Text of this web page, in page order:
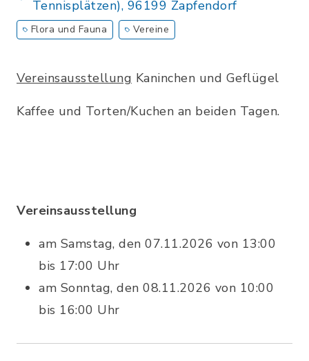
Tennisplätzen), 96199 Zapfendorf
Flora und Fauna Vereine
Vereinsausstellung Kaninchen und Geflügel
Kaffee und Torten/Kuchen an beiden Tagen.
Vereinsausstellung
am Samstag, den 07.11.2026 von 13:00
bis 17:00 Uhr
am Sonntag, den 08.11.2026 von 10:00
bis 16:00 Uhr